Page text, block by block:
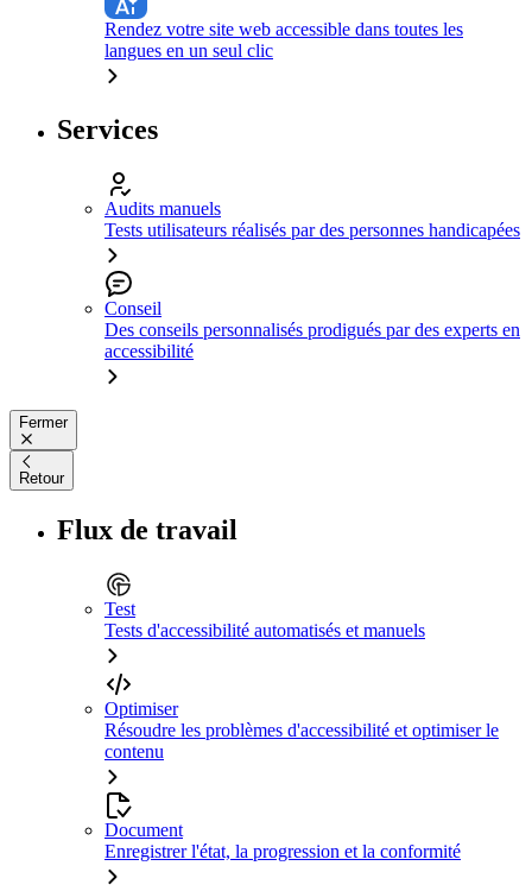
Rendez votre site web accessible dans toutes les
langues en un seul clic
Services
Audits manuels
Tests utilisateurs réalisés par des personnes handicapées
Conseil
Des conseils personnalisés prodigués par des experts en
accessibilité
Fermer
Retour
Flux de travail
Test
Tests d'accessibilité automatisés et manuels
Optimiser
Résoudre les problèmes d'accessibilité et optimiser le
contenu
Document
Enregistrer l'état, la progression et la conformité